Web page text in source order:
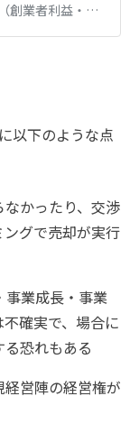
会社売却のメリット（創業者利益・事業存続・保証解除）とデメリットを整理。売却相場の考え方、従業員の処遇、実際の売却事例までわかりやすく解説します。
以下のような点
かったり、交渉
グで売却が実行
事業成長・事業
確実で、場合に
恐れもある
営陣の経営権が